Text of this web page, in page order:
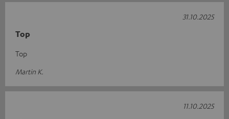
Top
Top
Martin K.
31.10.2025
11.10.2025